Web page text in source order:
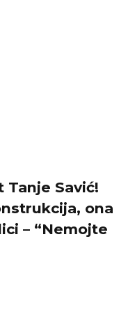
Savić!
ona
– “Nemojte